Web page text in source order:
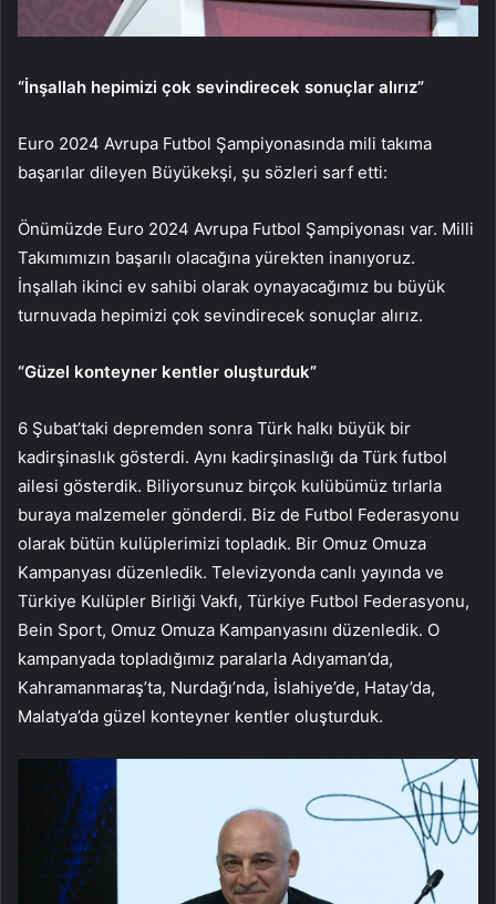
“İnşallah hepimizi çok sevindirecek sonuçlar alırız”
Euro 2024 Avrupa Futbol Şampiyonasında mili takıma
başarılar dileyen Büyükekşi, şu sözleri sarf etti:
Önümüzde Euro 2024 Avrupa Futbol Şampiyonası var. Milli
Takımımızın başarılı olacağına yürekten inanıyoruz.
İnşallah ikinci ev sahibi olarak oynayacağımız bu büyük
turnuvada hepimizi çok sevindirecek sonuçlar alırız.
“Güzel konteyner kentler oluşturduk”
6 Şubat’taki depremden sonra Türk halkı büyük bir
kadirşinaslık gösterdi. Aynı kadirşinaslığı da Türk futbol
ailesi gösterdik. Biliyorsunuz birçok kulübümüz tırlarla
buraya malzemeler gönderdi. Biz de Futbol Federasyonu
olarak bütün kulüplerimizi topladık. Bir Omuz Omuza
Kampanyası düzenledik. Televizyonda canlı yayında ve
Türkiye Kulüpler Birliği Vakfı, Türkiye Futbol Federasyonu,
Bein Sport, Omuz Omuza Kampanyasını düzenledik. O
kampanyada topladığımız paralarla Adıyaman’da,
Kahramanmaraş’ta, Nurdağı’nda, İslahiye’de, Hatay’da,
Malatya’da güzel konteyner kentler oluşturduk.